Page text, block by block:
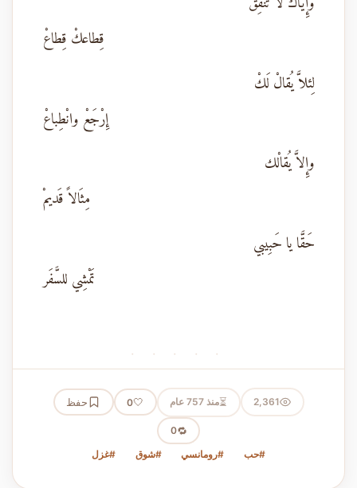
قِطاعكْ قِطاعْ
لِئلاَّ يُقالْ لَكْ
إِرْجَعْ وانْطِباعْ
وإِلاَّ يُقالْك
مِثَالاً قَديمْ
حَقَّا يا حَبِيبي
تَمْشِي للسَّفَر
· · · · ·
2,361
⏳منذ 757 عام 🤍
0 حفظ
🔁
0
#حب
#رومانسي #شوق #غزل